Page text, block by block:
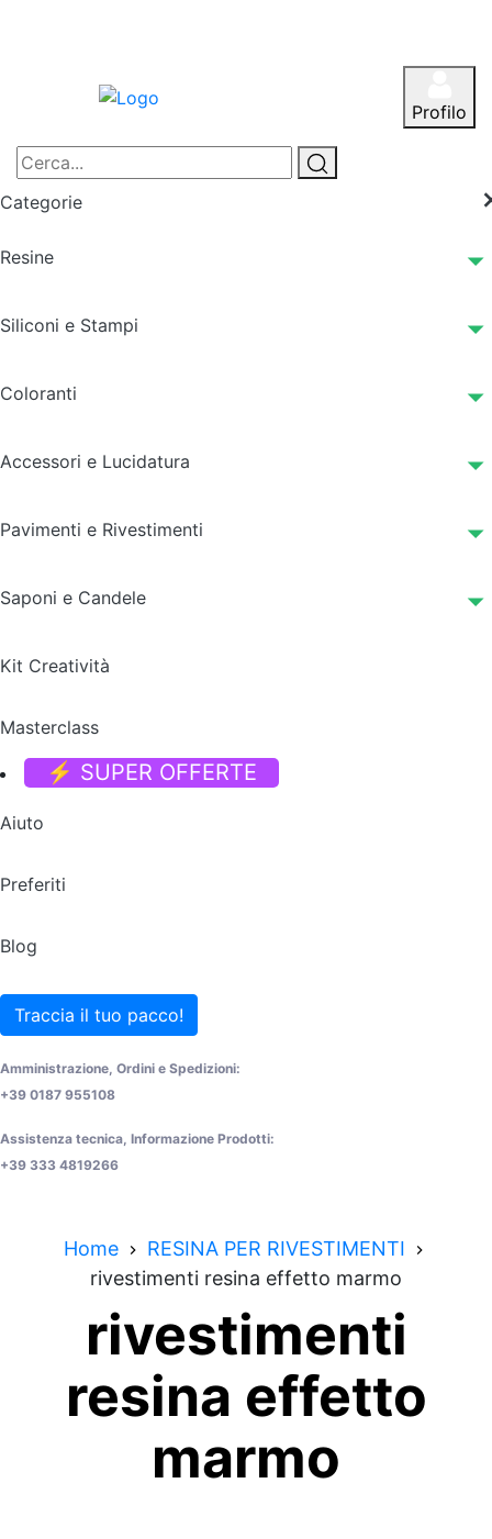
Profilo
Categorie
Resine
Siliconi e Stampi
Coloranti
Accessori e Lucidatura
Pavimenti e Rivestimenti
Saponi e Candele
Kit Creatività
Masterclass
⚡ SUPER OFFERTE
Aiuto
Preferiti
Blog
Traccia il tuo pacco!
Amministrazione, Ordini e Spedizioni:
+39 0187 955108
Assistenza tecnica, Informazione Prodotti:
+39 333 4819266
Home
RESINA PER RIVESTIMENTI
rivestimenti resina effetto marmo
rivestimenti
resina effetto
marmo